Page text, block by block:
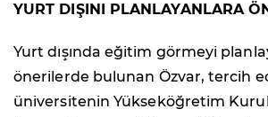
YURT DIŞINI PLANLAYANLARA
Yurt dışında eğitim görmeyi
önerilerde bulunan Özvar, tercih
üniversitenin Yükseköğretim